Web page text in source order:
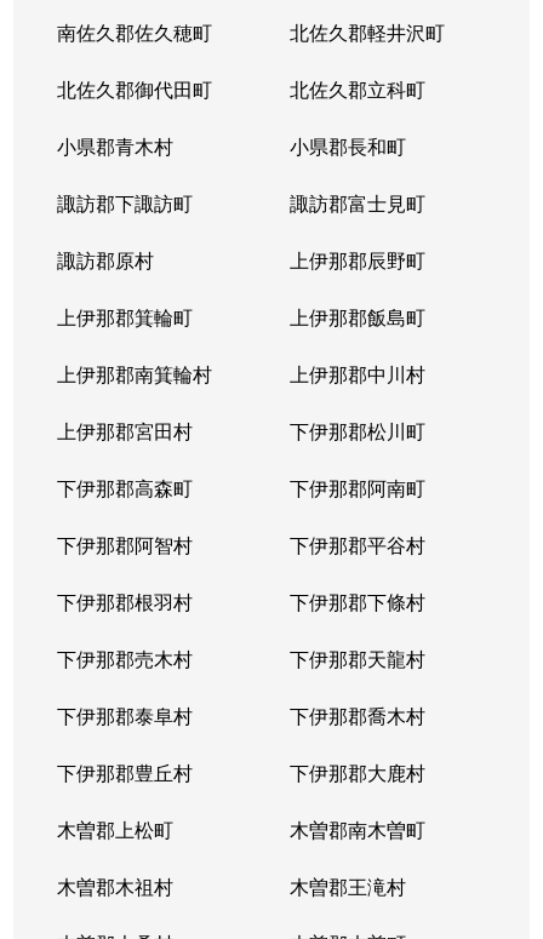
南佐久郡佐久穂町 北佐久郡軽井沢町
北佐久郡御代田町 北佐久郡立科町
小県郡青木村 小県郡長和町
諏訪郡下諏訪町 諏訪郡富士見町
諏訪郡原村 上伊那郡辰野町
上伊那郡箕輪町 上伊那郡飯島町
上伊那郡南箕輪村 上伊那郡中川村
上伊那郡宮田村 下伊那郡松川町
下伊那郡高森町 下伊那郡阿南町
下伊那郡阿智村 下伊那郡平谷村
下伊那郡根羽村 下伊那郡下條村
下伊那郡売木村 下伊那郡天龍村
下伊那郡泰阜村 下伊那郡喬木村
下伊那郡豊丘村 下伊那郡大鹿村
木曽郡上松町 木曽郡南木曽町
木曽郡木祖村 木曽郡王滝村